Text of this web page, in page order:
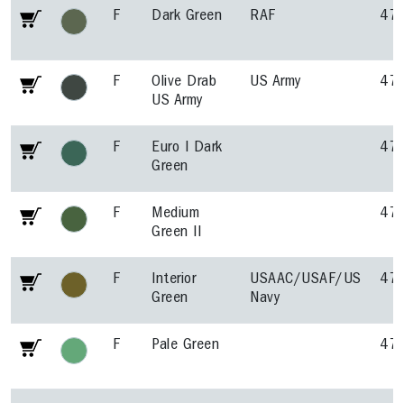
F Dark Green RAF
F
Olive Drab
US Army
US Army
F
Euro I Dark
Green
F
Medium
Green II
F
Interior
Green
USAAC/USAF/US
Navy
F Pale Green